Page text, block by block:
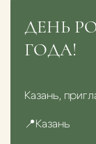
ДЕНЬ
ГОДА!
Казань,
📍Казань